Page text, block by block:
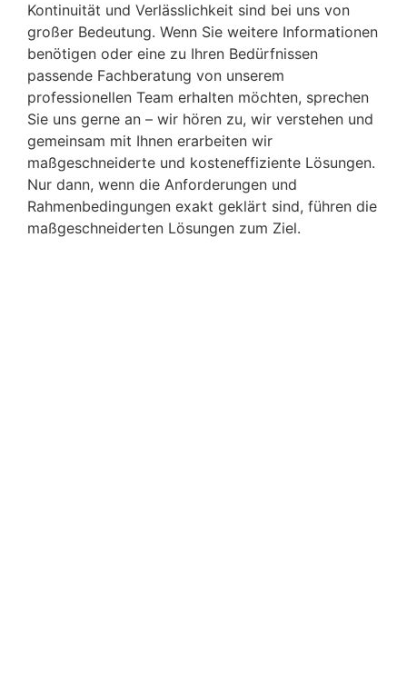
Kontinuität und Verlässlichkeit sind bei uns von
großer Bedeutung. Wenn Sie weitere Informationen
benötigen oder eine zu Ihren Bedürfnissen
passende Fachberatung von unserem
professionellen Team erhalten möchten, sprechen
Sie uns gerne an – wir hören zu, wir verstehen und
gemeinsam mit Ihnen erarbeiten wir
maßgeschneiderte und kosteneffiziente Lösungen.
Nur dann, wenn die Anforderungen und
Rahmenbedingungen exakt geklärt sind, führen die
maßgeschneiderten Lösungen zum Ziel.